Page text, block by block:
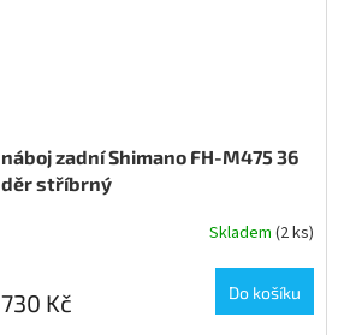
náboj zadní Shimano FH-M475 36
děr stříbrný
Skladem (2 ks)
730 Kč Do košíku